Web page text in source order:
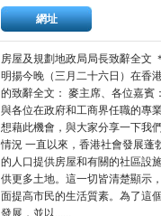
網址
房屋及規劃地政局局長致辭全文
明揚今晚（三月二十六日）在香
的致辭全文： 麥主席、各位嘉賓
與各位在政府和工商界任職的專
想藉此機會，與大家分享一下我
情況 一直以來，香港社會發展蓬
的人口提供房屋和有關的社區設
供更多土地。這一切皆清楚顯示
面提高市民的生活質素。為了這
發展，並以......